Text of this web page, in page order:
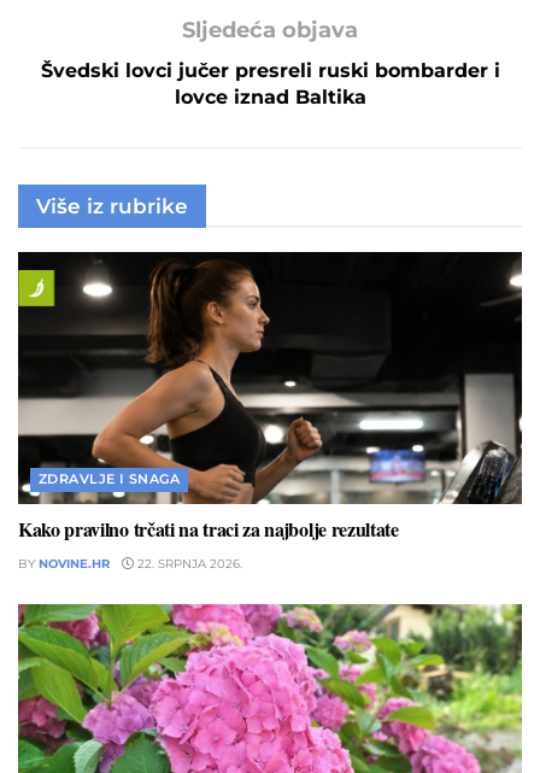
Sljedeća objava
Švedski lovci jučer presreli ruski bombarder i
lovce iznad Baltika
Više iz rubrike
ZDRAVLJE I SNAGA
Kako pravilno trčati na traci za najbolje rezultate
BY NOVINE.HR 22. SRPNJA 2026.